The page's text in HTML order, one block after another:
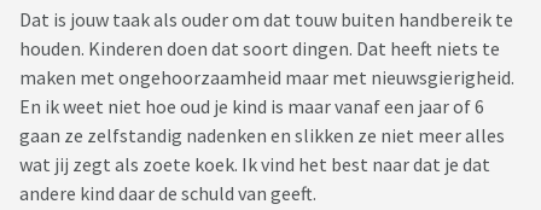
Dat is jouw taak als ouder om dat touw buiten handbereik te
houden. Kinderen doen dat soort dingen. Dat heeft niets te
maken met ongehoorzaamheid maar met nieuwsgierigheid.
En ik weet niet hoe oud je kind is maar vanaf een jaar of 6
gaan ze zelfstandig nadenken en slikken ze niet meer alles
wat jij zegt als zoete koek. Ik vind het best naar dat je dat
andere kind daar de schuld van geeft.